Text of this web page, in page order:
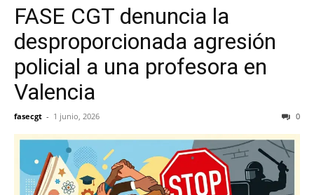
FASE CGT denuncia la
desproporcionada agresión
policial a una profesora en
Valencia
fasecgt - 1 junio, 2026 0